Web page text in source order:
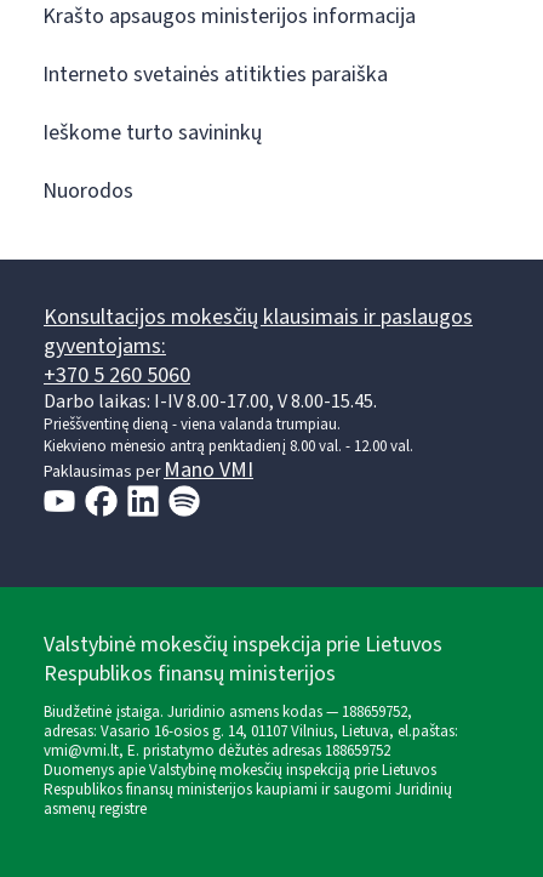
Krašto apsaugos ministerijos informacija
Interneto svetainės atitikties paraiška
Ieškome turto savininkų
Nuorodos
Konsultacijos mokesčių klausimais ir paslaugos
gyventojams:
+370 5 260 5060
Darbo laikas: I-IV 8.00-17.00, V 8.00-15.45.
Prieššventinę dieną - viena valanda trumpiau.
Kiekvieno mėnesio antrą penktadienį 8.00 val. - 12.00 val.
Paklausimas perMano VMI
Valstybinė mokesčių inspekcija prie Lietuvos
Respublikos finansų ministerijos
Biudžetinė įstaiga. Juridinio asmens kodas — 188659752,
adresas: Vasario 16-osios g. 14, 01107 Vilnius, Lietuva, el.paštas:
vmi@vmi.lt, E. pristatymo dėžutės adresas 188659752
Duomenys apie Valstybinę mokesčių inspekciją prie Lietuvos
Respublikos finansų ministerijos kaupiami ir saugomi Juridinių
asmenų registre